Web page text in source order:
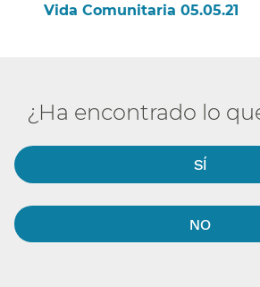
Vida Comunitaria 05.05.21​​
¿Ha encontrado lo
SÍ​​
NO​​